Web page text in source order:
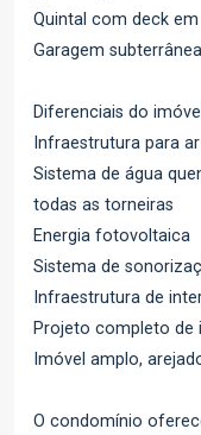
Quintal com deck
Garagem
Diferenciais do
Infraestrutura para
Sistema de água
todas as torneiras
Energia fotovoltaica
Sistema de
Infraestrutura de
Projeto completo de
Imóvel amplo,
O condomínio